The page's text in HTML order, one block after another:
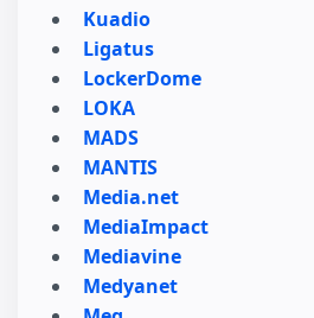
Kuadio
Ligatus
LockerDome
LOKA
MADS
MANTIS
Media.net
MediaImpact
Mediavine
Medyanet